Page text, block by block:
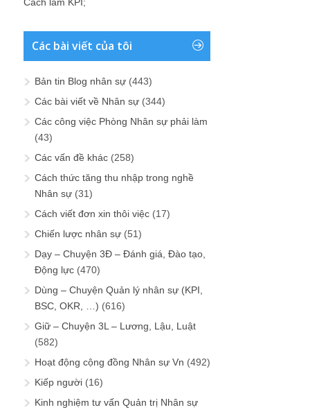
Cách làm KPI ;
Các bài viết của tôi
Bản tin Blog nhân sự (443)
Các bài viết về Nhân sự (344)
Các công việc Phòng Nhân sự phải làm
(43)
Các vấn đề khác (258)
Cách thức tăng thu nhập trong nghề
Nhân sự (31)
Cách viết đơn xin thôi việc (17)
Chiến lược nhân sự (51)
Dạy – Chuyện 3Đ – Đánh giá, Đào tạo,
Động lực (470)
Dùng – Chuyện Quản lý nhân sự (KPI,
BSC, OKR, …) (616)
Giữ – Chuyện 3L – Lương, Lậu, Luật
(582)
Hoạt động cộng đồng Nhân sự Vn (492)
Kiếp người (16)
Kinh nghiệm tư vấn Quản trị Nhân sự